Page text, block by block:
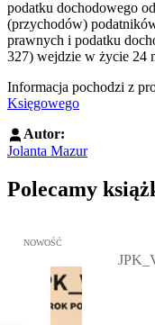
podatku dochodowego
(przychodów)
prawnych i podatku
327) wejdzie w życie 24
Informacja pochodzi z
Księgowego
Autor:
Jolanta Mazur
Polecamy
Przejdź do: JPK_VAT
NOWOŚĆ